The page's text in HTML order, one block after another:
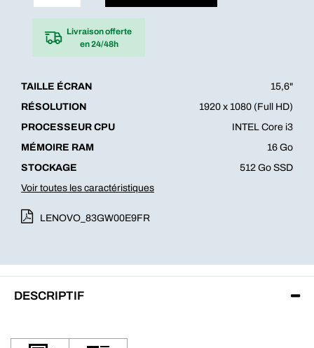
Livraison offerte
en 24/48h
TAILLE ÉCRAN
15,6"
RÉSOLUTION
1920 x 1080 (Full HD)
PROCESSEUR CPU
INTEL Core i3
MÉMOIRE RAM
16 Go
STOCKAGE
512 Go SSD
Voir toutes les caractéristiques
LENOVO_83GW00E9FR
DESCRIPTIF